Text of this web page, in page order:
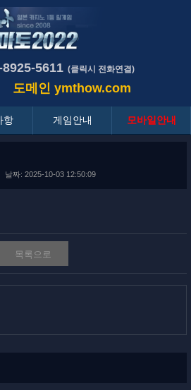
5611 (클릭시 전화연결)
도메인 ymthow.com
항 게임안내 모바일안내
날짜: 2025-10-03 12:50:09
목록으로